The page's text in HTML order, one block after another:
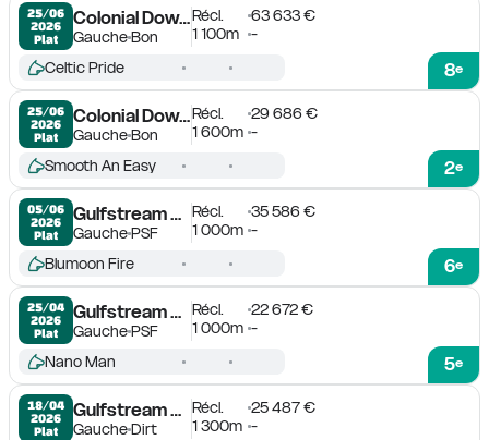
25/06
2026
Plat
Colonial Downs
GaucheBon
Récl.
63 633 €
1 100m
-
8e
Celtic Pride
25/06
2026
Plat
Colonial Downs
GaucheBon
Récl.
29 686 €
1 600m -
2e
Smooth An Easy
05/06
2026
Plat
Gulfstream Park
GauchePSF
Récl.
35 586 €
1 000m -
6e
Blumoon Fire
25/04
2026
Plat
Gulfstream Park
GauchePSF
Récl.
22 672 €
1 000m -
5e
Nano Man
18/04
2026
Plat
Gulfstream Park
GaucheDirt
Récl.
25 487 €
1 300m -